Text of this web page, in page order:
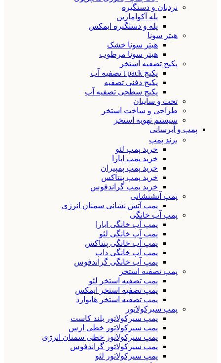
نردبان و دستگیره
پله آکوامارین
پله و دستگیره ایمکس
هیتر سونا
هیتر سونا خشک
هیتر سونا مرطوب
پکیج تصفیه استخر
پکیج t pack تصفیه آب
پکیج دفنی تصفیه
پکیج سطحی تصفیه آب
تخت و سایبان
طراحی و ساخت استخر
سیستم تهویه استخر
پمپ و آبرسانی
برند پمپ
خرید پمپ لئو
خرید پمپ ابارا
خرید پمپ پمپیران
خرید پمپ پنتاکس
خرید پمپ گراندفوس
پمپ آتشنشانی
پمپ آتش نشانی سمنان انرژی
پمپ آب خانگی
پمپ آب خانگی ابارا
پمپ آب خانگی لئو
پمپ آب خانگی پنتاکس
پمپ آب خانگی داب
پمپ آب خانگی گراندفوس
پمپ تصفیه استخر
پمپ تصفیه استخر لئو
پمپ تصفیه استخر ایمکس
پمپ تصفیه استخر هایوارد
پمپ سیرکولاتور
پمپ سیرکولاتور بلند کاست
پمپ سیرکولاتور خطی ارس
پمپ سیرکولاتور خطی سمنان انرژی
پمپ سیرکولاتور گراندفوس
پمپ سیرکولاتور لئو